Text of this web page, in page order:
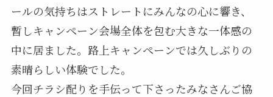
ールの気持ちはストレートにみんなの心に響き、
暫しキャンペーン会場全体を包む大きな一体感の
中に居ました。路上キャンペーンでは久しぶりの
素晴らしい体験でした。
今回チラシ配りを手伝って下さったみなさんご協